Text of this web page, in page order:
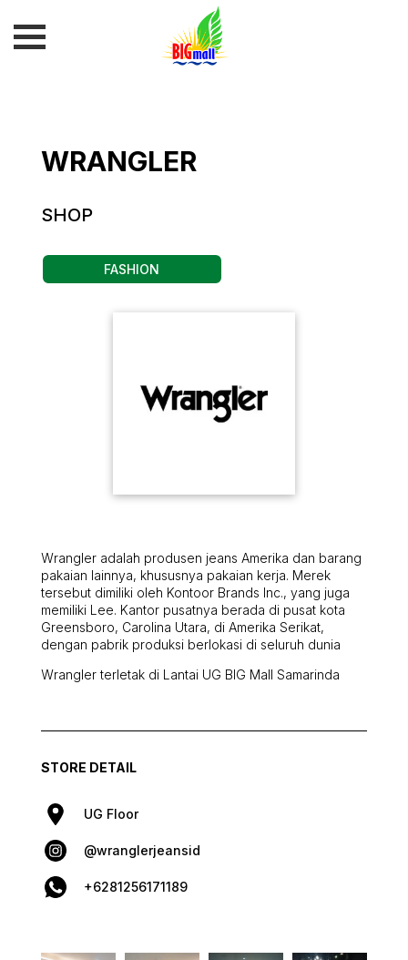
WRANGLER
SHOP
FASHION
Wrangler adalah produsen jeans Amerika dan barang
pakaian lainnya, khususnya pakaian kerja. Merek
tersebut dimiliki oleh Kontoor Brands Inc., yang juga
memiliki Lee. Kantor pusatnya berada di pusat kota
Greensboro, Carolina Utara, di Amerika Serikat,
dengan pabrik produksi berlokasi di seluruh dunia
Wrangler terletak di Lantai UG BIG Mall Samarinda
STORE DETAIL
UG Floor
@wranglerjeansid
+6281256171189